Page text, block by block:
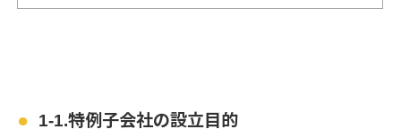
1-1.特例子会社の設立目的